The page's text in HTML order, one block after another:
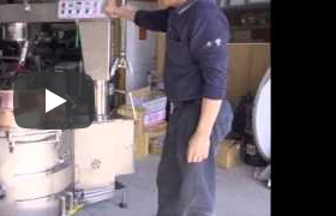
▼ O20SC-410B加热搅拌机